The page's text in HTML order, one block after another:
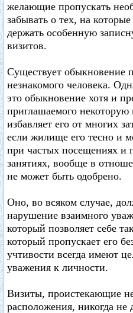
желающие пропускать
забывать о тех, на
держать особенную
визитов.
Существует обыкновение
незнакомого человека.
это обыкновение хотя и
приглашаемого
избавляет его от многих
если жилище его тесно и
при частых посещениях и
занятиях, вообще в
не может быть одобрено.
Оно, во всяком случае,
нарушение взаимного
который позволяет себе
который пропускает его
учтивости всегда имеют
уважения к личности.
Визиты, проистекающие
расположения, никогда не